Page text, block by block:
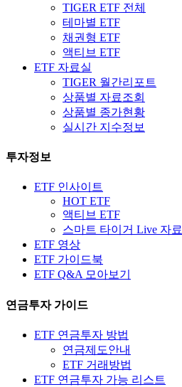
TIGER ETF 전체
테마별 ETF
채권형 ETF
액티브 ETF
ETF 자료실
TIGER 월간리포트
상품별 자료조회
상품별 종가현황
실시간 지수정보
투자정보
ETF 인사이트
HOT ETF
액티브 ETF
스마트 타이거 Live 자료
ETF 영상
ETF 가이드북
ETF Q&A 모아보기
연금투자 가이드
ETF 연금투자 방법
연금제도안내
ETF 거래방법
ETF 연금투자 가능 리스트